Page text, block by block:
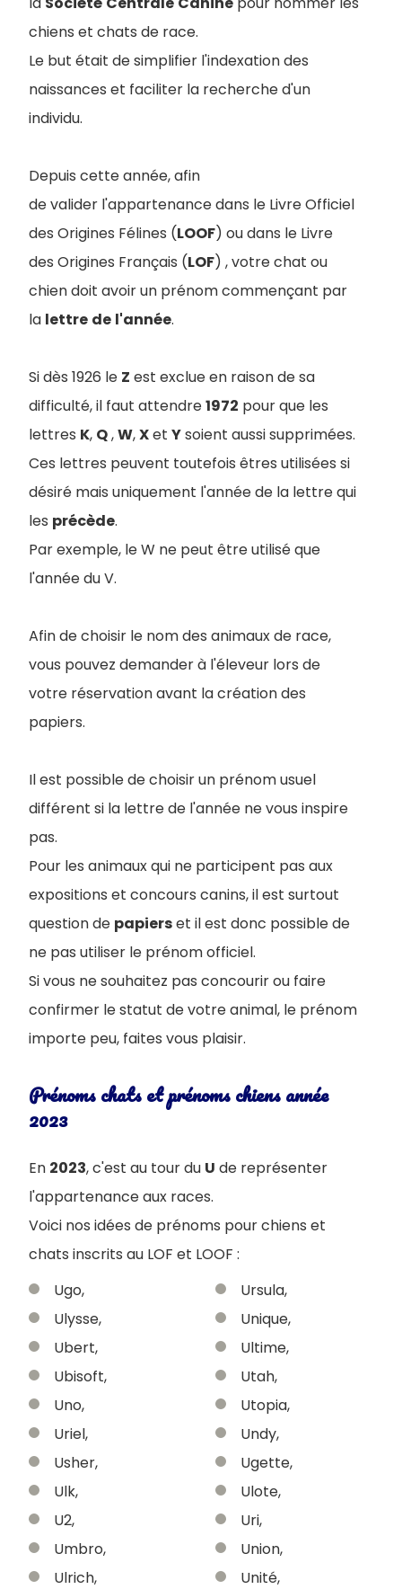
chiens et chats de race.
Le but était de simplifier l'indexation des
naissances et faciliter la recherche d'un
individu.
Depuis cette année, afin
de valider l'appartenance dans le Livre Officiel
des Origines Félines (LOOF) ou dans le Livre
des Origines Français (LOF) , votre chat ou
chien doit avoir un prénom commençant par
la lettre de l'année.
Si dès 1926 le Z est exclue en raison de sa
difficulté, il faut attendre1972 pour que les
lettres K, Q,W,Xet Ysoient aussi supprimées.
Ces lettres peuvent toutefois êtres utilisées si
désiré mais uniquement l'année de la lettre qui
les précède.
Par exemple, le W ne peut être utilisé que
l'année du V.
Afin de choisir le nom des animaux de race,
vous pouvez demander à l'éleveur lors de
votre réservation avant la création des
papiers.
Il est possible de choisir un prénom usuel
différent si la lettre de l'année ne vous inspire
pas.
Pour les animaux qui ne participent pas aux
expositions et concours canins, il est surtout
question de papierset il est donc possible de
ne pas utiliser le prénom officiel.
Si vous ne souhaitez pas concourir ou faire
confirmer le statut de votre animal, le prénom
importe peu, faites vous plaisir.
Prénoms chats et prénoms chiens année
2023
En 2023, c'est au tour du U de représenter
l'appartenance aux races.
Voici nos idées de prénoms pour chiens et
chats inscrits au LOF et LOOF :
Ugo,
Ulysse,
Ubert,
Ubisoft,
Uno,
Uriel,
Usher,
Ulk,
U2,
Umbro,
Ulrich,
Ursula,
Unique,
Ultime,
Utah,
Utopia,
Undy,
Ugette,
Ulote,
Uri,
Union,
Unité,